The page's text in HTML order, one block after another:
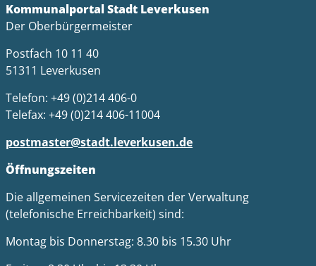
Kommunalportal Stadt Leverkusen
Der Oberbürgermeister
Postfach 10 11 40
51311 Leverkusen
Telefon: +49 (0)214 406-0
Telefax: +49 (0)214 406-11004
postmaster@stadt.leverkusen.de
Öffnungszeiten
Die allgemeinen Servicezeiten der Verwaltung
(telefonische Erreichbarkeit) sind:
Montag bis Donnerstag: 8.30 bis 15.30 Uhr